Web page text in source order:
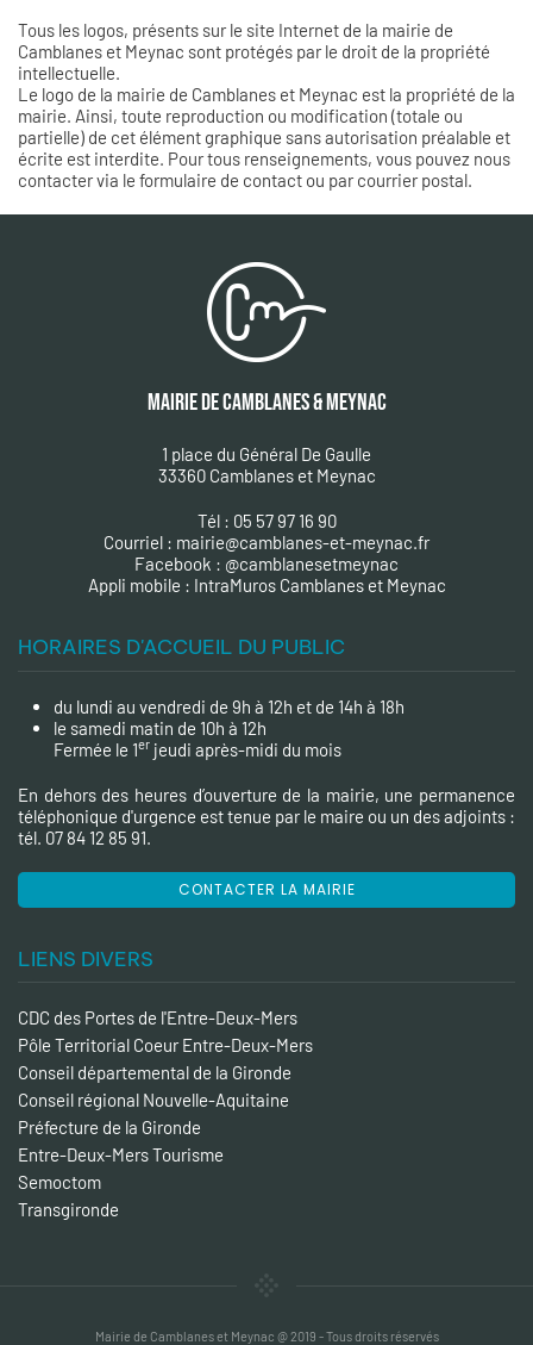
Tous les logos, présents sur le site Internet de la mairie de
Camblanes et Meynac sont protégés par le droit de la propriété
intellectuelle.
Le logo de la mairie de Camblanes et Meynac est la propriété de la
mairie. Ainsi, toute reproduction ou modification (totale ou
partielle) de cet élément graphique sans autorisation préalable et
écrite est interdite. Pour tous renseignements, vous pouvez nous
contacter via le formulaire de contact ou par courrier postal.
MAIRIE DE CAMBLANES & MEYNAC
1 place du Général De Gaulle
33360 Camblanes et Meynac
Tél : 05 57 97 16 90
Courriel : mairie@camblanes-et-meynac.fr
Facebook : @camblanesetmeynac
Appli mobile : IntraMuros Camblanes et Meynac
HORAIRES D'ACCUEIL DU PUBLIC
du lundi au vendredi de 9h à 12h et de 14h à 18h
le samedi matin de 10h à 12h
Fermée le 1er jeudi après-midi du mois
En dehors des heures d’ouverture de la mairie, une permanence
téléphonique d'urgence est tenue par le maire ou un des adjoints :
tél. 07 84 12 85 91.
CONTACTER LA MAIRIE
LIENS DIVERS
CDC des Portes de l'Entre-Deux-Mers
Pôle Territorial Coeur Entre-Deux-Mers
Conseil départemental de la Gironde
Conseil régional Nouvelle-Aquitaine
Préfecture de la Gironde
Entre-Deux-Mers Tourisme
Semoctom
Transgironde
Mairie de Camblanes et Meynac @ 2019 - Tous droits réservés